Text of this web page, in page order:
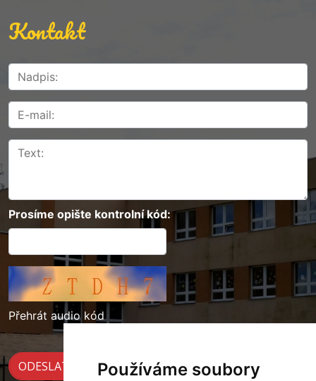
Používáme soubory
Kontakt
Prosíme opište kontrolní kód:
Přehrát audio kód